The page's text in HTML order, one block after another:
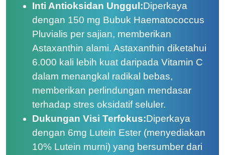
Inti Antioksidan Unggul:Diperkaya
dengan 150 mg Bubuk Haematococcus
Pluvialis per sajian, memberikan
Astaxanthin alami. Astaxanthin diketahui
6.000 kali lebih kuat daripada Vitamin C
dalam menangkal radikal bebas,
memberikan perlindungan mendasar
terhadap stres oksidatif seluler.
Dukungan Visi Terfokus:Diperkaya
dengan 6mg Lutein Ester (menyediakan
10% Lutein murni) yang bersumber dari